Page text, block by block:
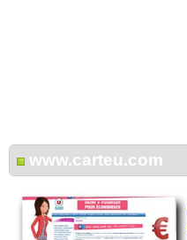
www.carteu.com